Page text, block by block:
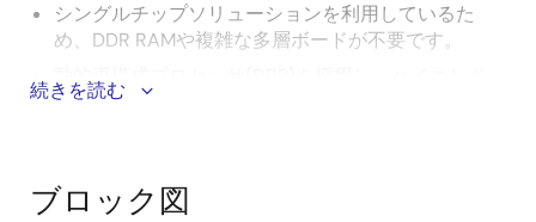
シングルチップソリューションを利用しているた
め、DDR RAMや複雑な多層ボードが不要です。
動的再構成プロセッサ(DRP)を採用し、ハイエンド
CPUを使用せずに高い処理能力要件を満たします。
続きを読む
ブロック図